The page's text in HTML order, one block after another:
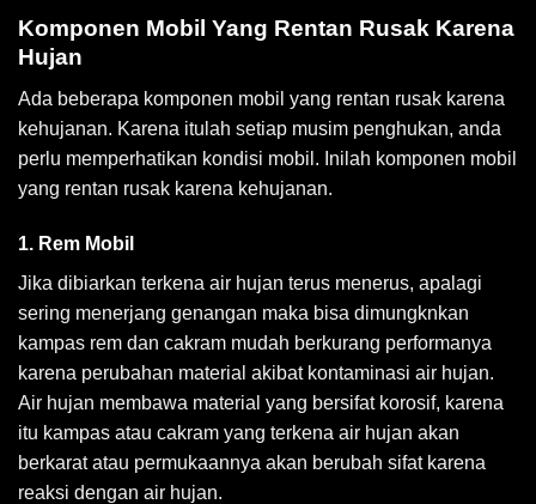
Komponen Mobil Yang Rentan Rusak Karena
Hujan
Ada beberapa komponen mobil yang rentan rusak karena
kehujanan. Karena itulah setiap musim penghukan, anda
perlu memperhatikan kondisi mobil. Inilah komponen mobil
yang rentan rusak karena kehujanan.
1. Rem Mobil
Jika dibiarkan terkena air hujan terus menerus, apalagi
sering menerjang genangan maka bisa dimungknkan
kampas rem dan cakram mudah berkurang performanya
karena perubahan material akibat kontaminasi air hujan.
Air hujan membawa material yang bersifat korosif, karena
itu kampas atau cakram yang terkena air hujan akan
berkarat atau permukaannya akan berubah sifat karena
reaksi dengan air hujan.